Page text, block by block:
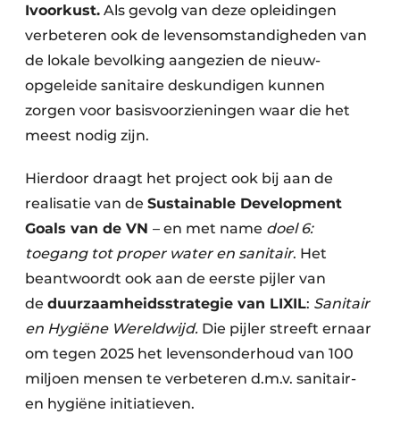
Ivoorkust. Als gevolg van deze opleidingen
verbeteren ook de levensomstandigheden van
de lokale bevolking aangezien de nieuw-
opgeleide sanitaire deskundigen kunnen
zorgen voor basisvoorzieningen waar die het
meest nodig zijn.
Hierdoor draagt het project ook bij aan de
realisatie van de Sustainable Development
Goals van de VN – en met name doel 6:
toegang tot proper water en sanitair. Het
beantwoordt ook aan de eerste pijler van
de duurzaamheidsstrategie van LIXIL: Sanitair
en Hygiëne Wereldwijd. Die pijler streeft ernaar
om tegen 2025 het levensonderhoud van 100
miljoen mensen te verbeteren d.m.v. sanitair-
en hygiëne initiatieven.